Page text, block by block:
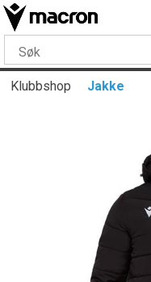
Klubbshop Jakke